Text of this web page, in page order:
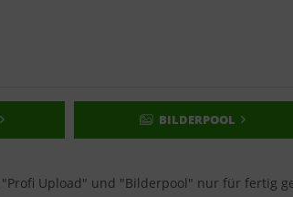
BILDERPOOL
Upload" und "Bilderpool" nur für fertig